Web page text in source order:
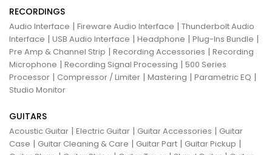
RECORDINGS
Audio Interface | Fireware Audio Interface | Thunderbolt Audio
Interface | USB Audio Interface | Headphone | Plug-Ins Bundle |
Pre Amp & Channel Strip | Recording Accessories | Recording
Microphone | Recording Signal Processing | 500 Series
Processor | Compressor / Limiter | Mastering | Parametric EQ |
Studio Monitor
GUITARS
Acoustic Guitar | Electric Guitar | Guitar Accessories | Guitar
Case | Guitar Cleaning & Care | Guitar Part | Guitar Pickup |